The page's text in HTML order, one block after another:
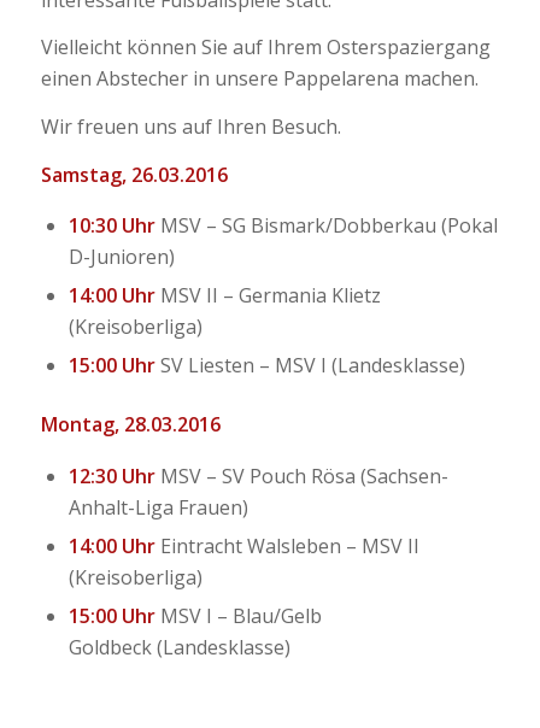
Vielleicht können Sie auf Ihrem Osterspaziergang
einen Abstecher in unsere Pappelarena machen.
Wir freuen uns auf Ihren Besuch.
Samstag, 26.03.2016
10:30 Uhr MSV – SG Bismark/Dobberkau (Pokal
D-Junioren)
14:00 UhrMSV II – Germania Klietz
(Kreisoberliga)
15:00 UhrSV Liesten – MSV I (Landesklasse)
Montag, 28.03.2016
12:30 UhrMSV – SV Pouch Rösa (Sachsen-
Anhalt-Liga Frauen)
14:00 UhrEintracht Walsleben – MSV II
(Kreisoberliga)
15:00 Uhr MSV I – Blau/Gelb
Goldbeck (Landesklasse)